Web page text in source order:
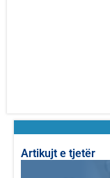
Artikujt e tjetër